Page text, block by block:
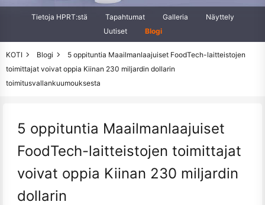
Tietoja HPRT:stä Tapahtumat Galleria
Näyttely
Uutiset
Blogi
KOTI Blogi
5 oppituntia Maailmanlaajuiset FoodTech-laitteistojen
toimittajat voivat oppia Kiinan 230 miljardin dollarin
toimitusvallankuumouksesta
5 oppituntia Maailmanlaajuiset
FoodTech-laitteistojen toimittajat
voivat oppia Kiinan 230 miljardin
dollarin